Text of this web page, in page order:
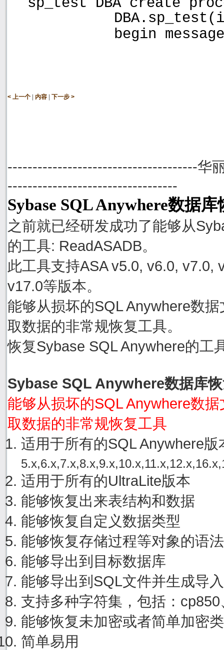
begin
< 上一个 | 内容 | 下一步 >
--------------------------------------华
----------------------------------
Sybase SQL Anywhere数据
之前就已经研发成功了能够从
的工具: ReadASADB。
此工具支持ASA v5.0, v6.0, v7.0,
v17.0等版本。
能够从损坏的SQL Anywhere数
取数据的非常规恢复工具。
恢复Sybase SQL Anywhere的工
Sybase SQL Anywhere数据库
能够从损坏的SQL Anywhere数
取数据的非常规恢复工具
适用于所有的SQL Anywhere
适用于所有的UltraLite版本
能够恢复出来表结构和数据
能够恢复自定义数据类型
能够恢复存储过程等对象的语法
能够导出到目标数据库
能够导出到SQL文件并生成导
支持多种字符集，包括：
能够恢复未加密或者简单加密
简单易用